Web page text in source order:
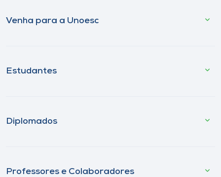
Venha para a Unoesc
Estudantes
Diplomados
Professores e Colaboradores